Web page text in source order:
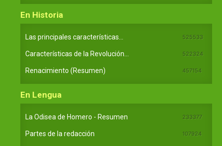
En Historia
Las principales características... 525533
Características de la Revolución... 522324
Renacimiento (Resumen) 457154
En Lengua
La Odisea de Homero - Resumen 233377
Partes de la redacción 107924